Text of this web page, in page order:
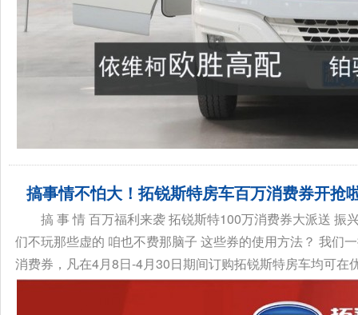
搞事情不怕大！拓锐斯特房车百万消费券开抢
搞 事 情 百万福利来袭 拓锐斯特100万消费券大派送 振
们不玩那些虚的 咱也不费那脑子 这些券的使用方法？ 我们
消费券，凡在4月8日-4月30日期间订购拓锐斯特房车均可在